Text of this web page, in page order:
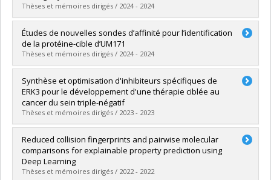
Lien vers le document dans Papyrus
Thèses et mémoires dirigés / 2024 - 2024
Graduate :Labelle, Caroline
Cycle :Doctoral
Grade :Ph. D.
Lien vers le document dans Papyrus
Études de nouvelles sondes d’affinité pour l’identification
de la protéine-cible d’UM171
Thèses et mémoires dirigés / 2024 - 2024
Graduate :Bisson, Alexanne
Cycle :Master's
Grade :M. Sc.
Lien vers le document dans Papyrus
Synthèse et optimisation d'inhibiteurs spécifiques de
ERK3 pour le développement d'une thérapie ciblée au
cancer du sein triple-négatif
Thèses et mémoires dirigés / 2023 - 2023
Graduate :Flynn-Robitaille, Joël
Cycle :Master's
Grade :M. Sc.
Lien vers le document dans Papyrus
Reduced collision fingerprints and pairwise molecular
comparisons for explainable property prediction using
Deep Learning
Thèses et mémoires dirigés / 2022 - 2022